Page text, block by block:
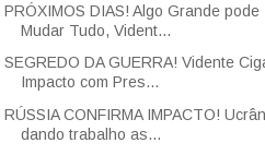
PRÓXIMOS DIAS! Algo Grande pode
Mudar Tudo, Vident...
SEGREDO DA GUERRA! Vidente
Impacto com Pres...
RÚSSIA CONFIRMA IMPACTO!
dando trabalho as...